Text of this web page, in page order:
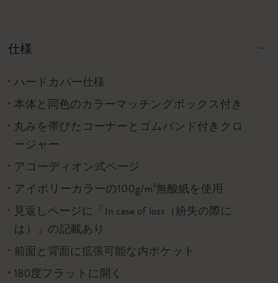
仕様
ハードカバー仕様
本体と同色のカラーマッチングボックス付き
丸みを帯びたコーナーとゴムバンド付きクロ
ージャー
アコーディオン式ページ
アイボリーカラーの100g/m²無酸紙を使用
見返しページに「In case of loss（紛失の際に
は）」の記載あり
前面と背面に拡張可能な内ポケット
180度フラットに開く